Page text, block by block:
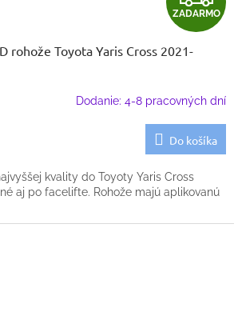
A
A
R
M
O
ZADARMO
rohože Toyota Yaris Cross 2021-
Dodanie: 4-8 pracovných dní
Do košíka
kvality do Toyoty Yaris Cross
aj po facelifte. Rohože majú aplikovanú